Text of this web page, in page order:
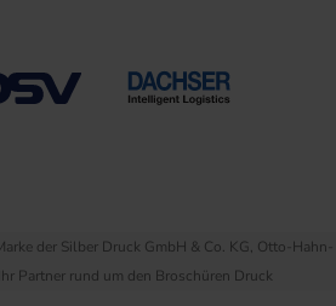
der Silber Druck GmbH & Co. KG, Otto-Hahn-
Partner rund um den Broschüren Druck